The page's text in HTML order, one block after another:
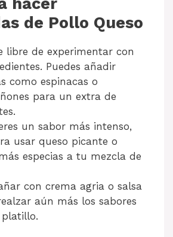
de Pollo Queso
libre de experimentar con
Puedes añadir
como espinacas o
para un extra de
un sabor más intenso,
usar queso picante o
especias a tu mezcla de
con crema agria o salsa
aún más los sabores
platillo.